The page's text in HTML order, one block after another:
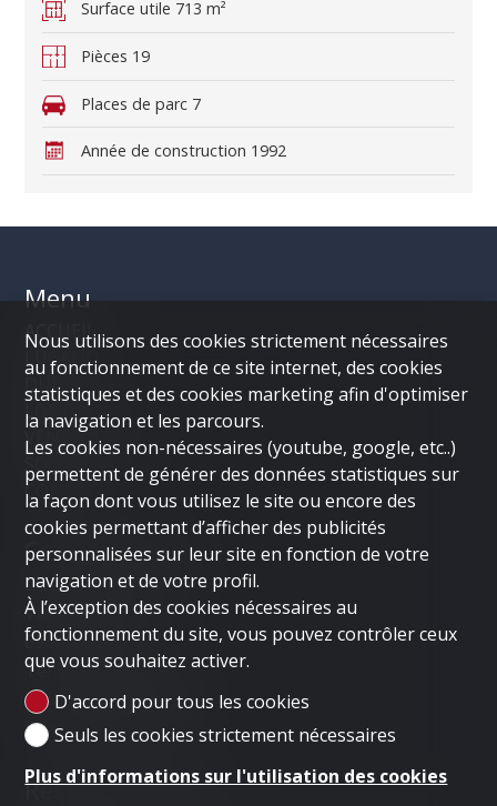
Surface utile 713 m²
Pièces 19
Places de parc 7
Année de construction 1992
Menu
ACCUEIL
LUGANO
DUBAI
LONDON
VENDRE UN BIEN
SOCIÉTÉ
CONTACT
Contactez-nous
LUGANO HOME SAGL
Via Nassa 3b
6900 Lugano
Tél. +41 91 235 58 56
Mob. +41 79 778 10 93
info@luganohome.ch
Restez connecté
Nous utilisons des cookies strictement nécessaires
au fonctionnement de ce site internet, des cookies
statistiques et des cookies marketing afin d'optimiser
la navigation et les parcours.
Les cookies non-nécessaires (youtube, google, etc..)
permettent de générer des données statistiques sur
la façon dont vous utilisez le site ou encore des
cookies permettant d’afficher des publicités
personnalisées sur leur site en fonction de votre
navigation et de votre profil.
À l’exception des cookies nécessaires au
fonctionnement du site, vous pouvez contrôler ceux
que vous souhaitez activer.
D'accord pour tous les cookies
Seuls les cookies strictement nécessaires
Plus d'informations sur l'utilisation des cookies